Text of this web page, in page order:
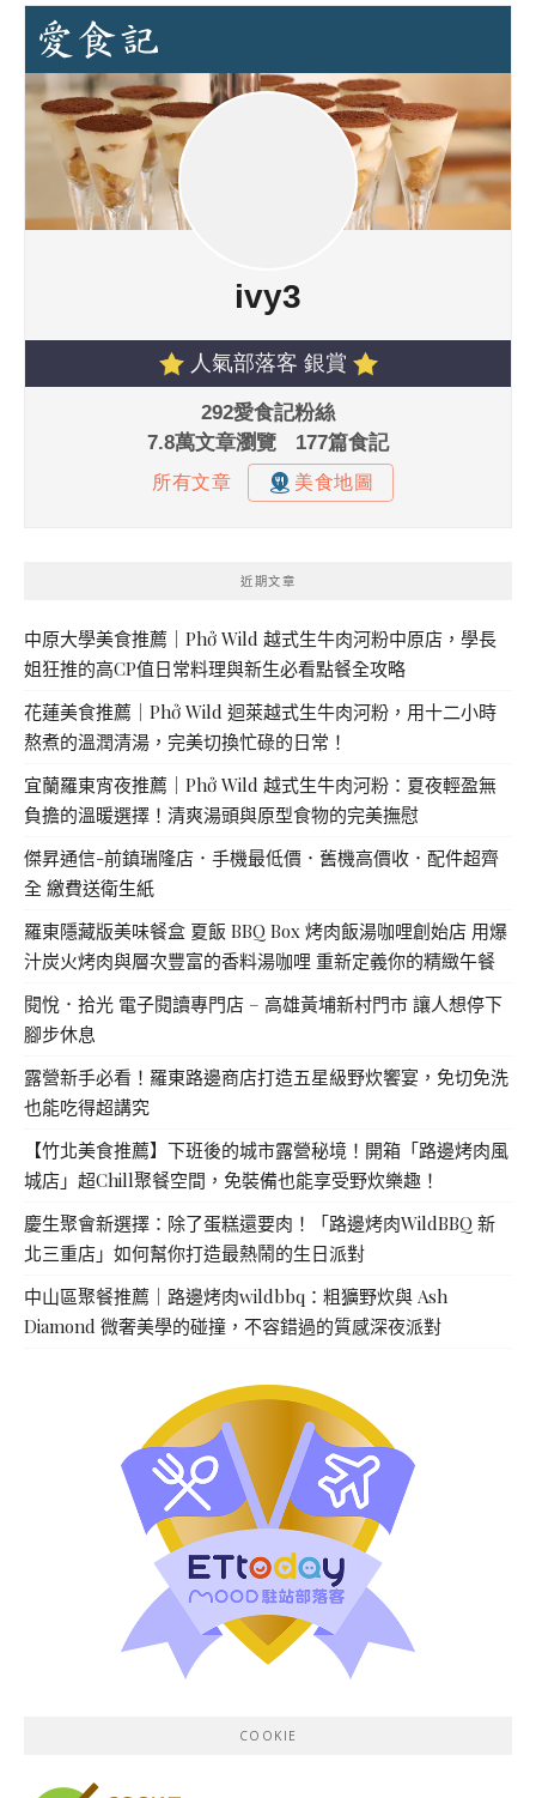
近期文章
中原大學美食推薦｜Phở Wild 越式生牛肉河粉中原店，學長
姐狂推的高CP值日常料理與新生必看點餐全攻略
花蓮美食推薦｜Phở Wild 迴萊越式生牛肉河粉，用十二小時
熬煮的溫潤清湯，完美切換忙碌的日常！
宜蘭羅東宵夜推薦｜Phở Wild 越式生牛肉河粉：夏夜輕盈無
負擔的溫暖選擇！清爽湯頭與原型食物的完美撫慰
傑昇通信-前鎮瑞隆店．手機最低價．舊機高價收．配件超齊
全 繳費送衛生紙
羅東隱藏版美味餐盒 夏飯 BBQ Box 烤肉飯湯咖哩創始店 用爆
汁炭火烤肉與層次豐富的香料湯咖哩 重新定義你的精緻午餐
閱悅．拾光 電子閱讀專門店 – 高雄黃埔新村門市 讓人想停下
腳步休息
露營新手必看！羅東路邊商店打造五星級野炊饗宴，免切免洗
也能吃得超講究
【竹北美食推薦】下班後的城市露營秘境！開箱「路邊烤肉風
城店」超Chill聚餐空間，免裝備也能享受野炊樂趣！
慶生聚會新選擇：除了蛋糕還要肉！「路邊烤肉WildBBQ 新
北三重店」如何幫你打造最熱鬧的生日派對
中山區聚餐推薦｜路邊烤肉wildbbq：粗獷野炊與 Ash
Diamond 微奢美學的碰撞，不容錯過的質感深夜派對
COOKIE